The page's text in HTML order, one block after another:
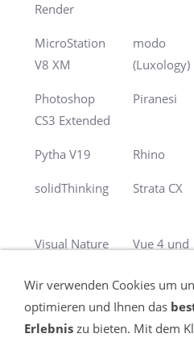
Render
MicroStation
V8 XM
modo
(Luxology)
Photoshop
CS3 Extended
Piranesi
Pytha V19 Rhino
solidThinking Strata CX
Visual Nature
Vue 4 und
Wir verwenden Cookies um
optimieren und Ihnen das
Erlebnis zu bieten. Mit dem